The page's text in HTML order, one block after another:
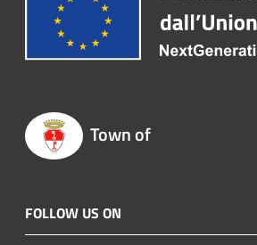
Town of
FOLLOW US ON